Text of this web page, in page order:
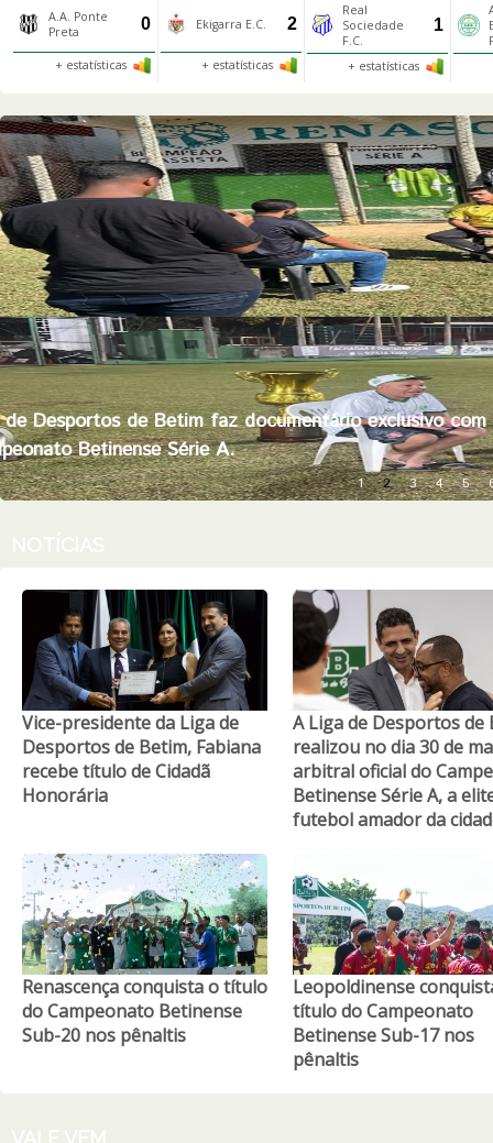
A.A. Ponte
Preta
0
+ estatísticas
Ekigarra E.C. 2
+ estatísticas
Real
Sociedade
F.C.
1
+ estatísticas
1 2 3 4 5
de Desportos de Betim faz documentário exclusivo
Betinense Série A.
Vice-presidente da Liga de
Desportos de Betim, Fabiana
recebe título de Cidadã
Honorária
A Liga de Desportos de
realizou no dia 30 de
arbitral oficial do
Betinense Série A, a
futebol amador da
Renascença conquista o título
do Campeonato Betinense
Sub-20 nos pênaltis
Leopoldinense
título do Campeonato
Betinense Sub-17 nos
pênaltis